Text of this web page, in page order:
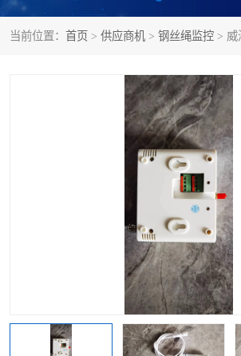
当前位置： 首页 > 供应商机 > 钢丝绳监控 > 威
升降机 施工临